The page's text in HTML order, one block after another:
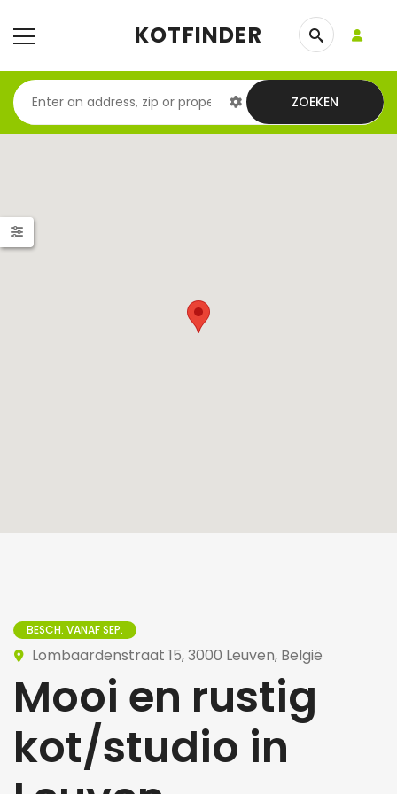
KOTFINDER
ZOEKEN
BESCH. VANAF SEP.
Lombaardenstraat 15, 3000 Leuven, België
Mooi en rustig
kot/studio in